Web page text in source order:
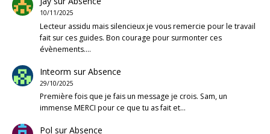
10/11/2025
Lecteur assidu mais silencieux je vous remercie pour le travail
fait sur ces guides. Bon courage pour surmonter ces
évènements.…
Inteorm surAbsence
29/10/2025
Première fois que je fais un message je crois. Sam, un
immense MERCI pour ce que tu as fait et…
Pol surAbsence